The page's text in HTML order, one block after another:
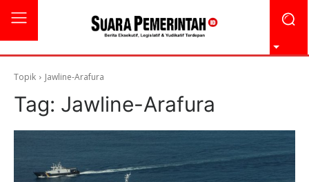
Topik Jawline-Arafura
Tag: Jawline-Arafura